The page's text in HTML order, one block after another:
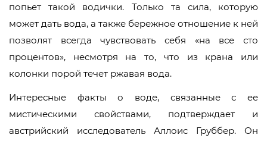
попьет такой водички. Только та сила, которую
может дать вода, а также бережное отношение к ней
позволят всегда чувствовать себя «на все сто
процентов», несмотря на то, что из крана или
колонки порой течет ржавая вода.
Интересные факты о воде, связанные с ее
мистическими свойствами, подтверждает и
австрийский исследователь Аллоис Груббер. Он